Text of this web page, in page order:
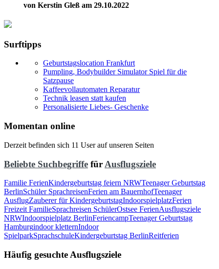
von Kerstin Gleß am 29.10.2022
Surftipps
Geburtstagslocation Frankfurt
Pumpling, Bodybuilder Simulator Spiel für die
Satzpause
Kaffeevollautomaten Reparatur
Technik leasen statt kaufen
Personalisierte Liebes- Geschenke
Momentan online
Derzeit befinden sich 11 User auf unseren Seiten
Beliebte Suchbegriffe für Ausflugsziele
Familie FerienKindergeburtstag feiern NRWTeenager Geburtstag
BerlinSchüler SprachreisenFerien am BauernhofTeenager
AusflugZauberer für KindergeburtstagIndoorspielplatzFerien
Freizeit FamilieSprachreisen SchülerOstsee FerienAusflugsziele
NRWIndoorspielplatz BerlinFeriencampTeenager Geburtstag
Hamburgindoor kletternIndoor
SpielparkSprachschuleKindergeburtstag BerlinReitferien
Häufig gesuchte Ausflugsziele